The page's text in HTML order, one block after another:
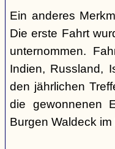
Ein anderes
Die erste Fahrt
unternommen.
Indien, Russland,
den jährlichen
die gewonnenen
Burgen Waldeck